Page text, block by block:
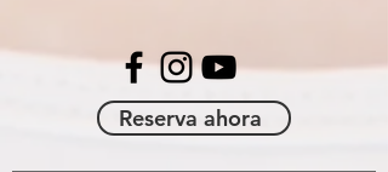
Reserva ahora